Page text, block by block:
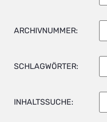
ARCHIVNUMMER:
SCHLAGWÖRTER:
INHALTSSUCHE: